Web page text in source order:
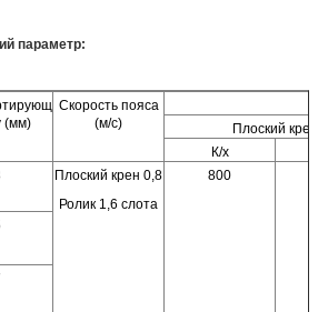
параметр:
(мм)
Скорость пояса
(м/с)
Плоский крен
К/х
Плоский крен 0,8
Ролик 1,6 слота
800